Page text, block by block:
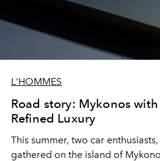
L'HOMMES
Road story: Mykonos with
Refined Luxury
This summer, two car
gathered on the island of